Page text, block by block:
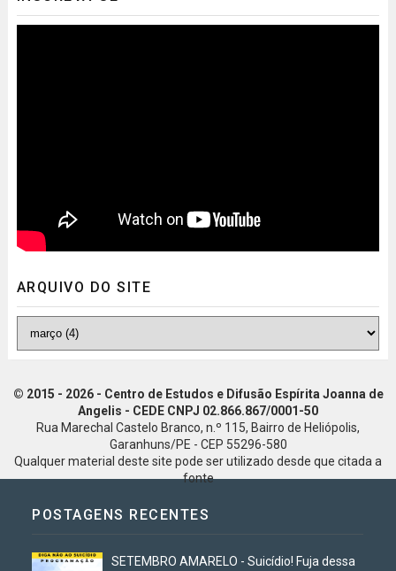
ARQUIVO DO SITE
© 2015 - 2026 - Centro de Estudos e Difusão Espírita Joanna de
Angelis - CEDE CNPJ 02.866.867/0001-50
Rua Marechal Castelo Branco, n.º 115, Bairro de Heliópolis,
Garanhuns/PE - CEP 55296-580
Qualquer material deste site pode ser utilizado desde que citada a
fonte
POSTAGENS RECENTES
SETEMBRO AMARELO - Suicídio! Fuja dessa